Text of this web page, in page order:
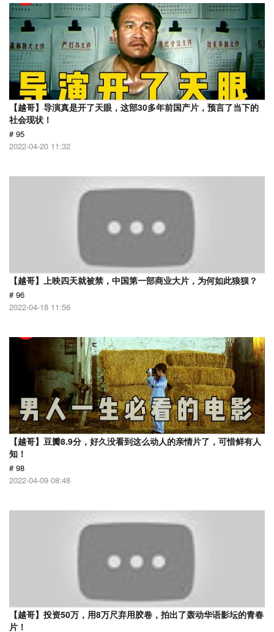
【越哥】导演真是开了天眼，这部30多年前国产片，预言了当下的
社会现状！
# 95
2022-04-20 11:32
【越哥】上映四天就被禁，中国第一部商业大片，为何如此狼狈？
# 96
2022-04-18 11:56
【越哥】豆瓣8.9分，好久没看到这么动人的亲情片了，可惜鲜有人
知！
# 98
2022-04-09 08:48
【越哥】投资50万，用8万尺弃用胶卷，拍出了轰动华语影坛的青春
片！